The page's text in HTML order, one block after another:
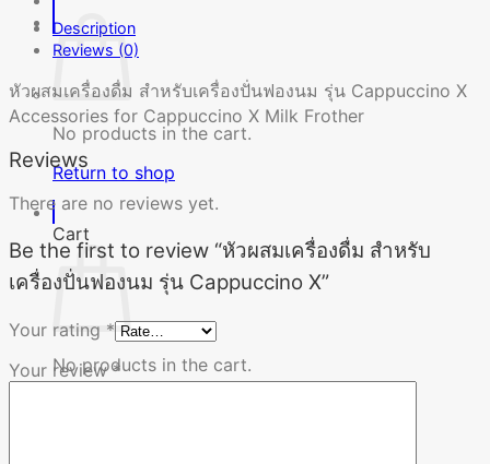
No products in the cart.
Return to shop
Cart
No products in the cart.
Description
Reviews (0)
หัวผสมเครื่องดื่ม สำหรับเครื่องปั่นฟองนม รุ่น Cappuccino X
Accessories for Cappuccino X Milk Frother
Reviews
There are no reviews yet.
Be the first to review “หัวผสมเครื่องดื่ม สำหรับ
เครื่องปั่นฟองนม รุ่น Cappuccino X”
Your rating *
Your review*